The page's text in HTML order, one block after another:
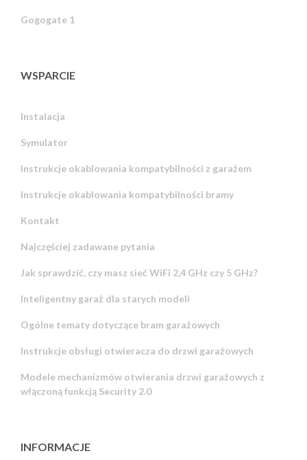
Gogogate 1
WSPARCIE
Instalacja
Symulator
Instrukcje okablowania kompatybilności z garażem
Instrukcje okablowania kompatybilności bramy
Kontakt
Najczęściej zadawane pytania
Jak sprawdzić, czy masz sieć WiFi 2,4 GHz czy 5 GHz?
Inteligentny garaż dla starych modeli
Ogólne tematy dotyczące bram garażowych
Instrukcje obsługi otwieracza do drzwi garażowych
Modele mechanizmów otwierania drzwi garażowych z
włączoną funkcją Security 2.0
INFORMACJE